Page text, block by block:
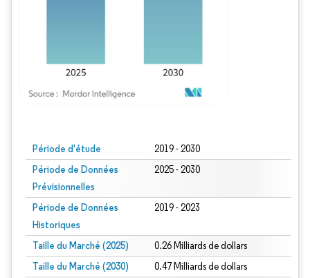
Période d'étude 2019 - 2030
Période de Données
Prévisionnelles
2025 - 2030
Période de Données
Historiques
2019 - 2023
Taille du Marché (2025) 0.26 Milliards de dollars
Taille du Marché (2030) 0.47 Milliards de dollars